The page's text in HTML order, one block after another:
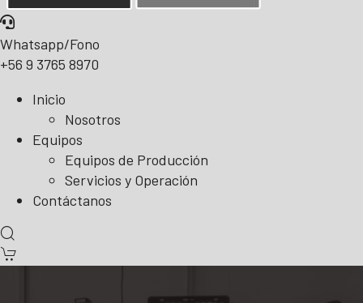
Whatsapp/Fono
+56 9 3765 8970
Inicio
Nosotros
Equipos
Equipos de Producción
Servicios y Operación
Contáctanos